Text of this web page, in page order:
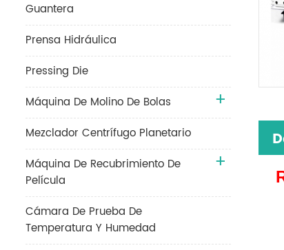
Guantera
Prensa Hidráulica
Pressing Die
Máquina De Molino De Bolas
Mezclador Centrífugo Planetario
Máquina De Recubrimiento De
Película
Cámara De Prueba De
Temperatura Y Humedad